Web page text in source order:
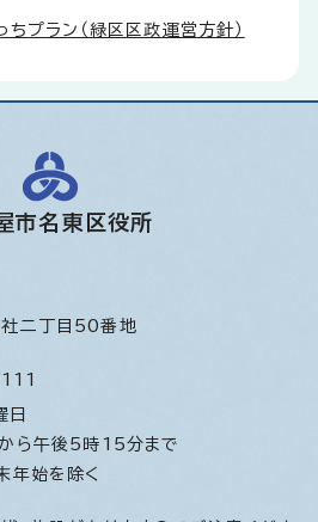
プラン（緑区区政運営方針）
市名東区役所
二丁目50番地
日
ら午後5時15分まで
年始を除く